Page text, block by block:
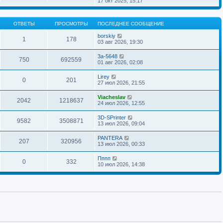
н
и
ю
б
щ
е
н
и
ю
н
е
м
у
о
е
н
ю
о
л
е
д
н
е
у
с
о
о
щ
е
н
и
р
й
т
и
п
л
е
д
е
м
с
щ
е
и
ОТВЕТЫ ПРОСМОТРЫ ПОСЛЕДНЕЕ СООБЩЕНИЕ
1 178
borskiy
03 авг 2026, 19:30
750 692559
3a-5648
01 авг 2026, 02:08
0 201
Lirey
27 июл 2026, 21:55
2042 1218637
Viacheslav
24 июл 2026, 12:55
9582 3508871
3D-SPrinter
13 июл 2026, 09:04
207 320956
PANTERA
13 июл 2026, 00:33
0 332
Пппп
10 июл 2026, 14:38